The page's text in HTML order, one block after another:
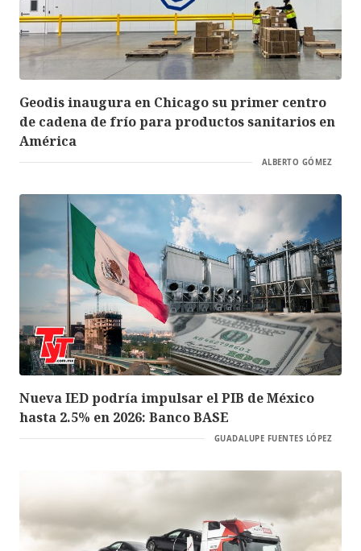
Geodis inaugura en Chicago su primer centro
de cadena de frío para productos sanitarios en
América
ALBERTO GÓMEZ
Nueva IED podría impulsar el PIB de México
hasta 2.5% en 2026: Banco BASE
GUADALUPE FUENTES LÓPEZ